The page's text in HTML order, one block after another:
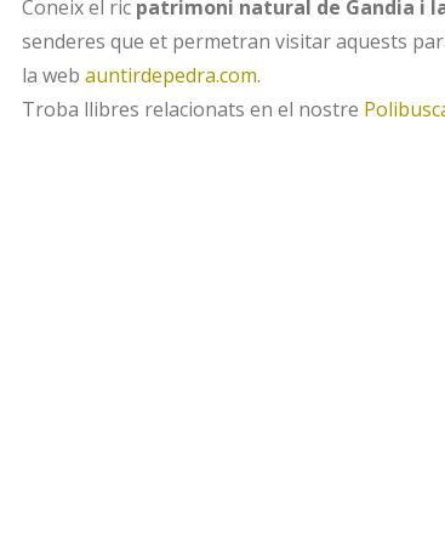
Coneix el ric patrimoni natural de Gandia i
senderes que et permetran visitar aquests
la web auntirdepedra.com.
Troba llibres relacionats en el nostre